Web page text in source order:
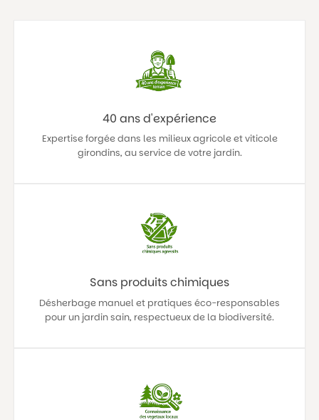
40 ans d'expérience
Expertise forgée dans les milieux agricole et viticole
girondins, au service de votre jardin.
Sans produits chimiques
Désherbage manuel et pratiques éco-responsables
pour un jardin sain, respectueux de la biodiversité.